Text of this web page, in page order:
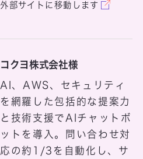
外部サイトに移動します
コクヨ株式会社様
AI、AWS、セキュリティ
を網羅した包括的な提案力
と技術支援でAIチャットボ
ットを導入。問い合わせ対
応の約1/3を自動化し、サ